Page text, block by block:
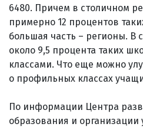
6480. Причем в столичном
примерно 12 процентов
большая часть – регионы. В
около 9,5 процента таких
классами. Что еще можно
о профильных классах
По информации Центра
образования и организации